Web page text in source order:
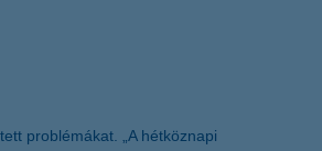
problémákat. „A hétköznapi